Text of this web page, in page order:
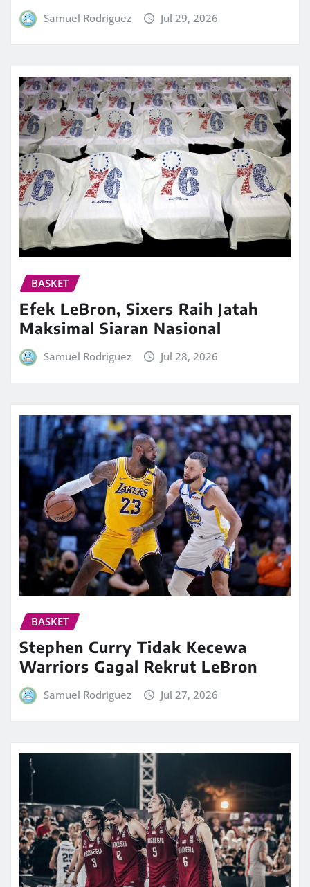
Samuel Rodriguez Jul 29, 2026
BASKET
Efek LeBron, Sixers Raih Jatah
Maksimal Siaran Nasional
Samuel Rodriguez Jul 28, 2026
BASKET
Stephen Curry Tidak Kecewa
Warriors Gagal Rekrut LeBron
Samuel Rodriguez Jul 27, 2026